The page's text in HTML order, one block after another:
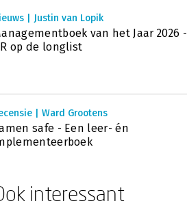
| Justin van Lopik
van het Jaar 2026 -
op de longlist
| Ward Grootens
safe - Een leer- én
interessant